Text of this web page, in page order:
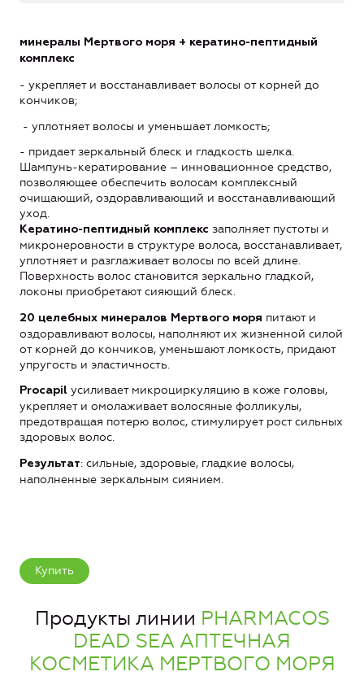
минералы Мертвого моря + кератино-пептидный
комплекс
- укрепляет и восстанавливает волосы от корней до
кончиков;
- уплотняет волосы и уменьшает ломкость;
- придает зеркальный блеск и гладкость шелка.
Шампунь-кератирование – инновационное средство,
позволяющее обеспечить волосам комплексный
очищающий, оздоравливающий и восстанавливающий
уход.
Кератино-пептидный комплекс заполняет пустоты и
микронеровности в структуре волоса, восстанавливает,
уплотняет и разглаживает волосы по всей длине.
Поверхность волос становится зеркально гладкой,
локоны приобретают сияющий блеск.
20 целебных минералов Мертвого моря питают и
оздоравливают волосы, наполняют их жизненной силой
от корней до кончиков, уменьшают ломкость, придают
упругость и эластичность.
Procapil усиливает микроциркуляцию в коже головы,
укрепляет и омолаживает волосяные фолликулы,
предотвращая потерю волос, стимулирует рост сильных
здоровых волос.
Результат: сильные, здоровые, гладкие волосы,
наполненные зеркальным сиянием.
Купить
Продукты линии PHARMACOS
DEAD SEA АПТЕЧНАЯ
КОСМЕТИКА МЕРТВОГО МОРЯ